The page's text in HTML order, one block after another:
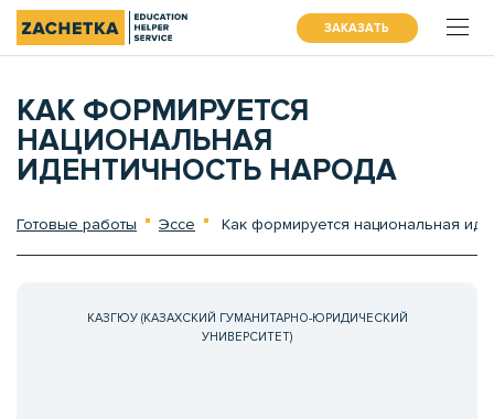
ЗАКАЗАТЬ
КАК ФОРМИРУЕТСЯ
НАЦИОНАЛЬНАЯ
ИДЕНТИЧНОСТЬ НАРОДА
Готовые работы Эссе Как формируется национальная
КАЗГЮУ (КАЗАХСКИЙ ГУМАНИТАРНО-ЮРИДИЧЕСКИЙ
УНИВЕРСИТЕТ)